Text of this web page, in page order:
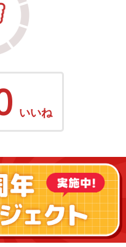
いいね